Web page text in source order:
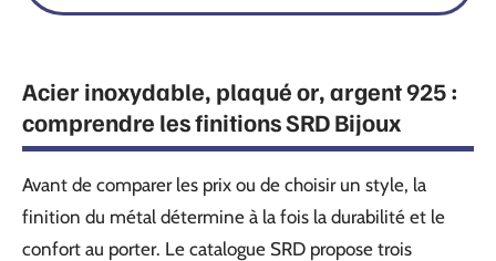
Acier inoxydable, plaqué or, argent 925 :
comprendre les finitions SRD Bijoux
Avant de comparer les prix ou de choisir un style, la
finition du métal détermine à la fois la durabilité et le
confort au porter. Le catalogue SRD propose trois